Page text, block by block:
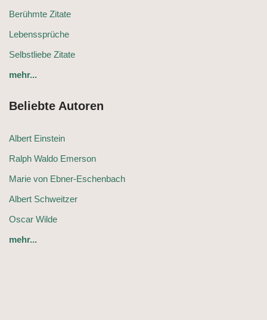
Berühmte Zitate
Lebenssprüche
Selbstliebe Zitate
mehr...
Beliebte Autoren
Albert Einstein
Ralph Waldo Emerson
Marie von Ebner-Eschenbach
Albert Schweitzer
Oscar Wilde
mehr...